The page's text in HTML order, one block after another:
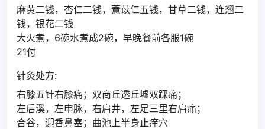
麻黄二钱，杏仁二钱，薏苡仁五钱，甘草二钱，连翘二
钱，银花二钱
大火煮，6碗水煮成2碗，早晚餐前各服1碗
21付
针灸处方:
右膝五针右膝痛；双商丘透丘墟双踝痛；
左后溪，左申脉，右肩井，左足三里右肩痛；
合谷，迎香鼻塞；曲池上半身止痒穴